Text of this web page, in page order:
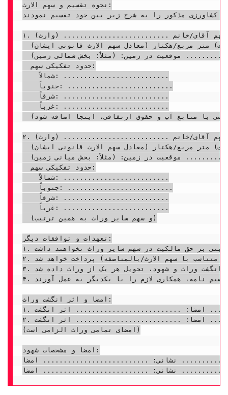
نحوه تقسیم و سهم الارث:
کشاورزی مذکور را به شرح زیر بین خود تقسیم نمودند:
۱. سهم آقای/خانم .......................... (وارث):
  (در صورت نیاز به توصیف راه های دسترسی یا منابع آب و حقوق ارتفاقی، اینجا اضافه شود)
۲. سهم آقای/خانم .......................... (وارث):
  (و سهم سایر وراث به همین ترتیب)
تعهدات و توافقات دیگر:
۱. تمامی وراث اعلام و اقرار می دارند که این تقسیم نامه با رضایت کامل ایشان تنظیم شده و پس از امضای آن، هیچ گونه ادعایی مبنی بر حق مالکیت در سهم سایر وراث نخواهند داشت.
۲. هزینه های مربوط به مالیات، آب و نگهداری زمین های عمومی مشترک (در صورت وجود) به صورت .......................... (مثلاً: متناسب با سهم الارث/بالمناصفه) پرداخت خواهد شد.
۳. این تقسیم نامه در .......................... نسخه تنظیم گردید که هر نسخه دارای اعتبار واحد است و پس از امضا و اثر انگشت وراث و شهود، تحویل هر یک از وراث داده شد.
۴. طرفین متعهد می گردند در صورت نیاز به رسمی کردن این تقسیم نامه، همکاری لازم را با یکدیگر به عمل آورند.
امضا و اثر انگشت وراث:
۱. نام و نام خانوادگی: .......................... امضا: .......................... اثر انگشت:
۲. نام و نام خانوادگی: .......................... امضا: .......................... اثر انگشت:
(امضای تمامی وراث الزامی است)
امضا و مشخصات شهود:
نشانی: .......................... امضا: ..........................